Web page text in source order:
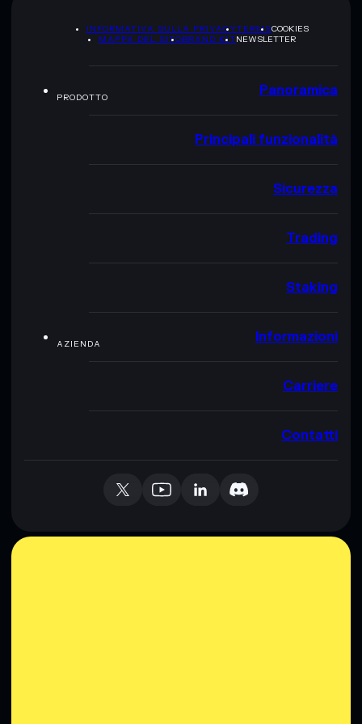
INFORMATIVA SULLA PRIVACYTERMSCOOKIES
MAPPA DEL SITOBRAND KITNEWSLETTER
PRODOTTO Panoramica
Principali funzionalità
Sicurezza
Trading
Staking
AZIENDA Informazioni
Carriere
Contatti